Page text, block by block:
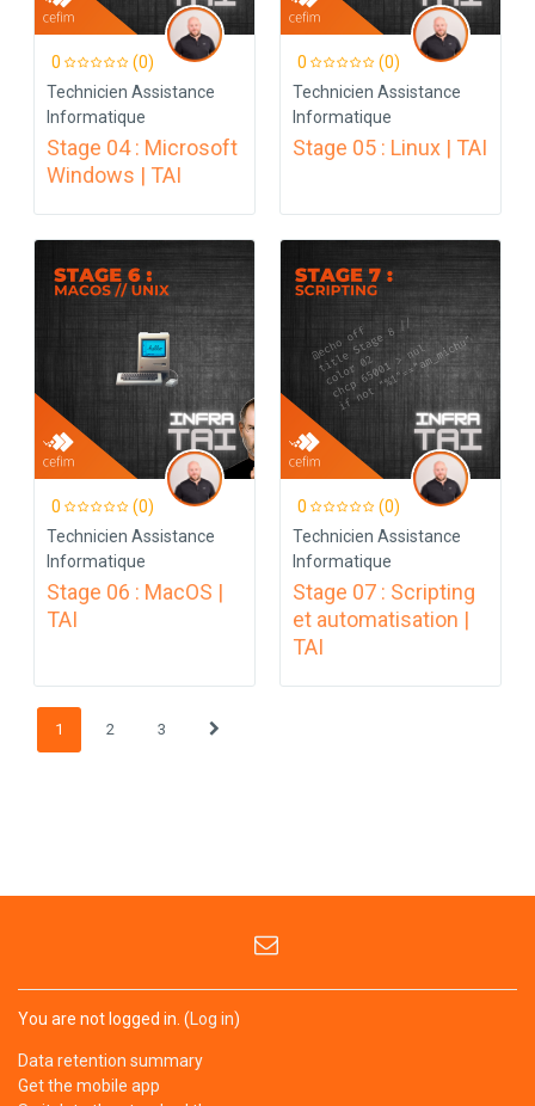
0
(0)
Technicien Assistance
Informatique
Stage 04 : Microsoft
Windows | TAI
0
(0)
Technicien Assistance
Informatique
Stage 05 : Linux | TAI
0
(0)
Technicien Assistance
Informatique
Stage 06 : MacOS |
TAI
0
(0)
Technicien Assistance
Informatique
Stage 07 : Scripting
et automatisation |
TAI
1 (current)
2 3 Next page
You are not logged in. (Log in)
Data retention summary
Get the mobile app